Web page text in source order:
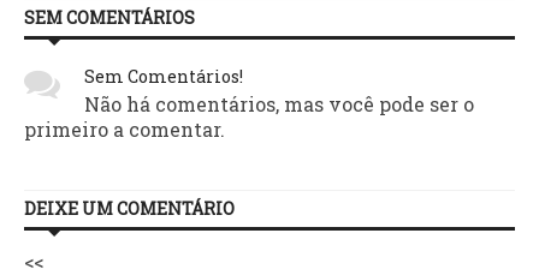
SEM COMENTÁRIOS
Sem Comentários!
Não há comentários, mas você pode ser o
primeiro a comentar.
DEIXE UM COMENTÁRIO
<<